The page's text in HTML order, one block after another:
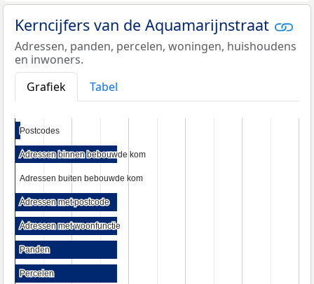
Kerncijfers van de Aquamarijnstraat
Adressen, panden, percelen, woningen, huishoudens
en inwoners.
Grafiek
Tabel
Postcodes
Postcodes
Adressen binnen bebouwde kom
Adressen binnen bebouwde kom
Adressen buiten bebouwde kom
Adressen buiten bebouwde kom
Adressen met postcode
Adressen met postcode
Adressen met woonfunctie
Adressen met woonfunctie
Panden
Panden
Percelen
Percelen